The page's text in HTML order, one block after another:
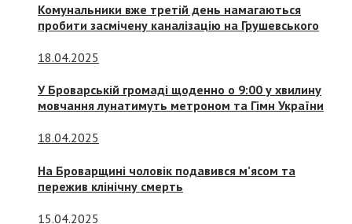
Комунальники вже третій день намагаються
пробити засмічену каналізацію на Грушевського
18.04.2025
У Броварській громаді щоденно о 9:00 у хвилину
мовчання лунатимуть метроном та Гімн України
18.04.2025
На Броварщині чоловік подавився м’ясом та
пережив клінічну смерть
15.04.2025